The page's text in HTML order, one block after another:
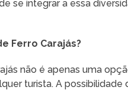
se integrar a essa
Ferro Carajás?
não é apenas uma
turista. A